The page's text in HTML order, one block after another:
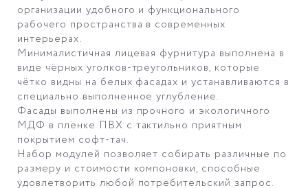
организации удобного и функционального
рабочего пространства в современных
интерьерах.
Минималистичная лицевая фурнитура выполнена в
виде чёрных уголков-треугольников, которые
чётко видны на белых фасадах и устанавливаются в
специально выполненное углубление.
Фасады выполнены из прочного и экологичного
МДФ в плёнке ПВХ с тактильно приятным
покрытием софт-тач.
Набор модулей позволяет собирать различные по
размеру и стоимости компоновки, способные
удовлетворить любой потребительский запрос.